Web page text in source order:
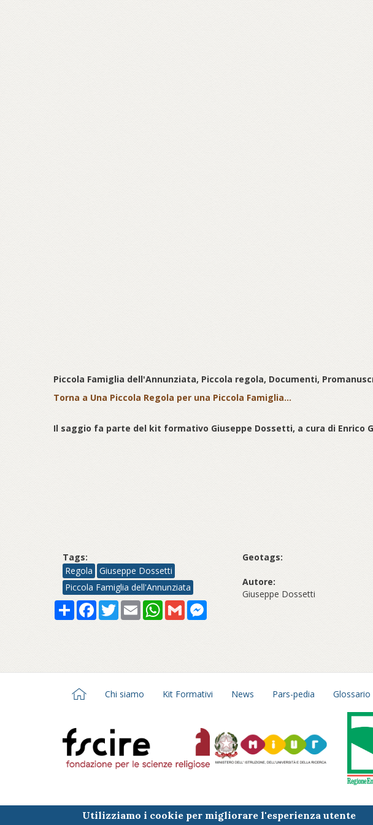
Piccola Famiglia dell'Annunziata, Piccola regola, Documenti,
Torna a Una Piccola Regola per una Piccola Famiglia...
Il saggio fa parte del kit formativo Giuseppe Dossetti, a cura di Enrico
Tags:
Regola
Giuseppe Dossetti
Piccola Famiglia dell'Annunziata
Geotags:
Autore:
Giuseppe Dossetti
Share Facebook
TwitterEmail WhatsApp
Gmail
Chi siamo Kit Formativi News Pars-pedia Glossario
Contatti Amministrazione sito
Utilizziamo i cookie per migliorare l'esperienza utente